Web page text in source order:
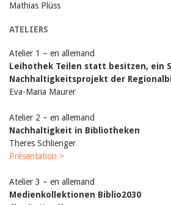
Mathias Plüss
ATELIERS
Atelier 1 – en allemand
Leihothek Teilen statt besitzen, ein
Nachhaltigkeitsprojekt der
Eva-Maria Maurer
Atelier 2 – en allemand
Nachhaltigkeit in Bibliotheken
Theres Schlienger
Présentation >
Atelier 3 – en allemand
Medienkollektionen Biblio2030